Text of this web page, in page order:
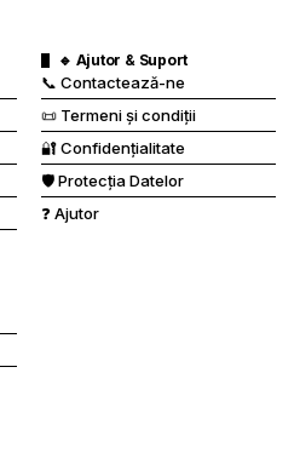
🔹 Ajutor & Suport
📞 Contactează-ne
📜 Termeni și condiții
🔐 Confidențialitate
🛡️ Protecția Datelor
❓ Ajutor